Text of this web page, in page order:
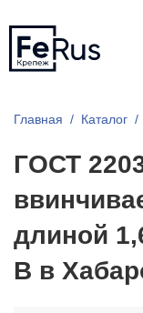
Главная Каталог
ГОСТ
длиной
В в